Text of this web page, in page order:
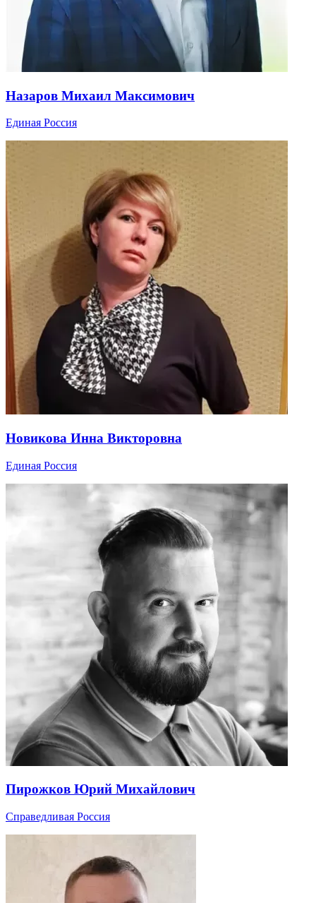
Назаров Михаил Максимович
Единая Россия
Новикова Инна Викторовна
Единая Россия
Пирожков Юрий Михайлович
Справедливая Россия